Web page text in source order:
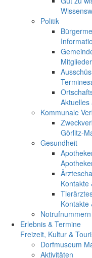
Politik
Termine
Aktuelles
Kommunale
Görlitz-
Gesundheit
Kontakte
Kontakte
Notrufnummern
Erlebnis & Termine
Freizeit, Kultur &
Dorfmuseum
Aktivitäten